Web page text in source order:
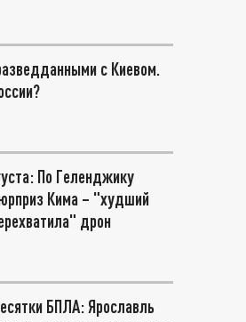
с Киевом.
По Геленджику
Кима – "худший
дрон
БПЛА: Ярославль